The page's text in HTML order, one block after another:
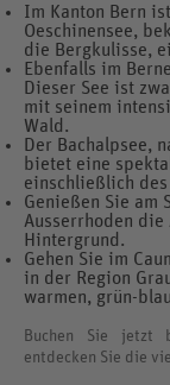
Im Kanton Bern
Oeschinensee,
die Bergkulisse,
Ebenfalls im
Dieser See ist
mit seinem
Wald.
Der Bachalpsee,
bietet eine
einschließlich
Genießen Sie am
Ausserrhoden
Hintergrund.
Gehen Sie im
in der Region
warmen, grün-
Buchen Sie jetzt
entdecken Sie die